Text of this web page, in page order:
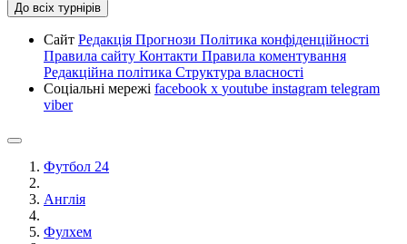
До всіх турнірів
Сайт Редакція Прогнози Політика конфіденційності
Правила сайту Контакти Правила коментування
Редакційна політика Структура власності
Соціальні мережі facebook x youtube instagram telegram
viber
Футбол 24
Англія
Фулхем